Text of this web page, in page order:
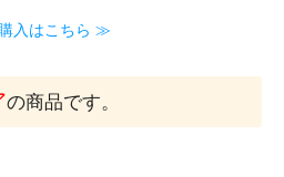
入はこちら ≫
の商品です。